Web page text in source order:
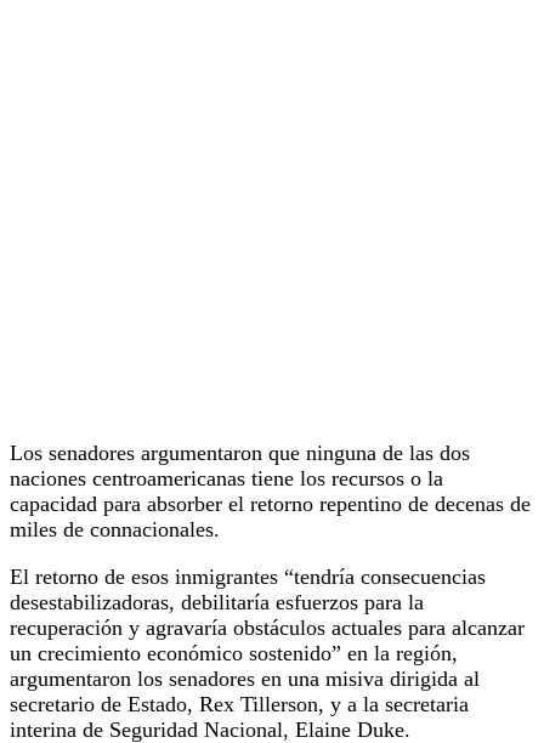
Los senadores argumentaron que ninguna de las dos
naciones centroamericanas tiene los recursos o la
capacidad para absorber el retorno repentino de decenas de
miles de connacionales.
El retorno de esos inmigrantes “tendría consecuencias
desestabilizadoras, debilitaría esfuerzos para la
recuperación y agravaría obstáculos actuales para alcanzar
un crecimiento económico sostenido” en la región,
argumentaron los senadores en una misiva dirigida al
secretario de Estado, Rex Tillerson, y a la secretaria
interina de Seguridad Nacional, Elaine Duke.